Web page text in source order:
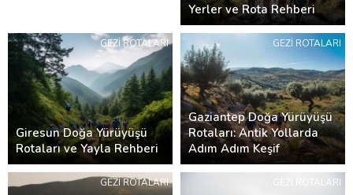
Yerler ve Rota Rehberi
GEZI ROTALARI
Giresun Doğa Yürüyüşü
Rotaları ve Yayla Rehberi
GEZI ROTALARI
Gaziantep Doğa Yürüyüşü
Rotaları: Antik Yollarda
Adım Adım Keşif
GEZI ROTALARI GEZI ROTALARI